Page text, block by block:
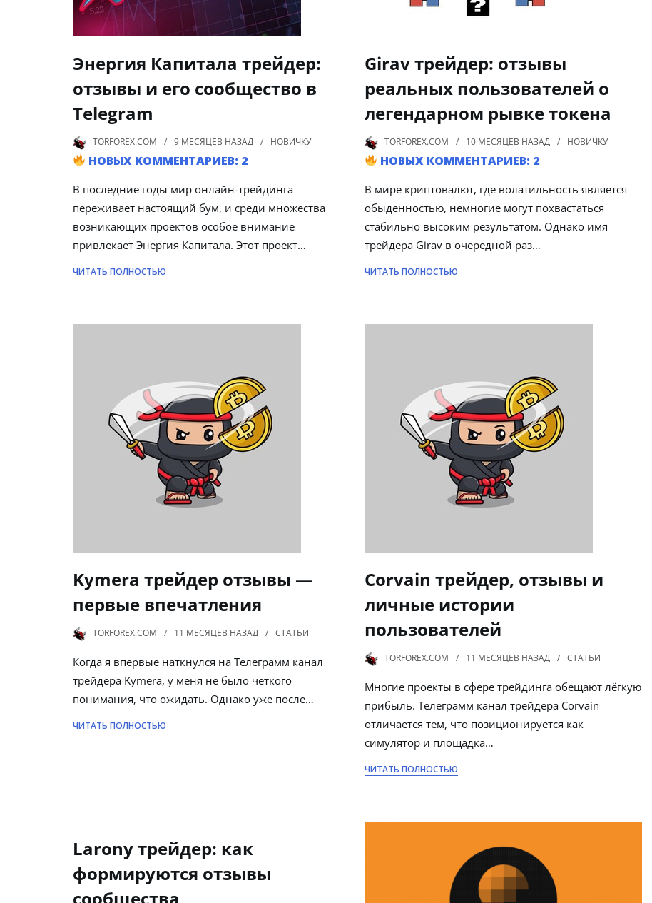
Энергия Капитала трейдер:
отзывы и его сообщество в
Telegram
TORFOREX.COM 9 МЕСЯЦЕВ НАЗАД НОВИЧКУ
НОВЫХ КОММЕНТАРИЕВ: 2
В последние годы мир онлайн-трейдинга
переживает настоящий бум, и среди множества
возникающих проектов особое внимание
привлекает Энергия Капитала. Этот проект…
ЧИТАТЬ ПОЛНОСТЬЮ
Girav трейдер: отзывы
реальных пользователей о
легендарном рывке токена
TORFOREX.COM 10 МЕСЯЦЕВ НАЗАД НОВИЧКУ
НОВЫХ КОММЕНТАРИЕВ: 2
В мире криптовалют, где волатильность является
обыденностью, немногие могут похвастаться
стабильно высоким результатом. Однако имя
трейдера Girav в очередной раз…
ЧИТАТЬ ПОЛНОСТЬЮ
Kymera трейдер отзывы —
первые впечатления
TORFOREX.COM 11 МЕСЯЦЕВ НАЗАД СТАТЬИ
Когда я впервые наткнулся на Телеграмм канал
трейдера Kymera, у меня не было четкого
понимания, что ожидать. Однако уже после…
ЧИТАТЬ ПОЛНОСТЬЮ
Corvain трейдер, отзывы и
личные истории
пользователей
TORFOREX.COM 11 МЕСЯЦЕВ НАЗАД СТАТЬИ
Многие проекты в сфере трейдинга обещают лёгкую
прибыль. Телеграмм канал трейдера Corvain
отличается тем, что позиционируется как
симулятор и площадка…
ЧИТАТЬ ПОЛНОСТЬЮ
Larony трейдер: как
формируются отзывы
сообщества